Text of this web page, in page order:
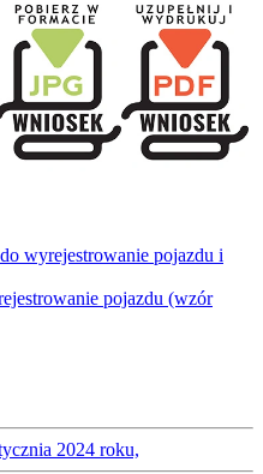
wyrejestrowanie pojazdu i
pojazdu (wzór
2024 roku,